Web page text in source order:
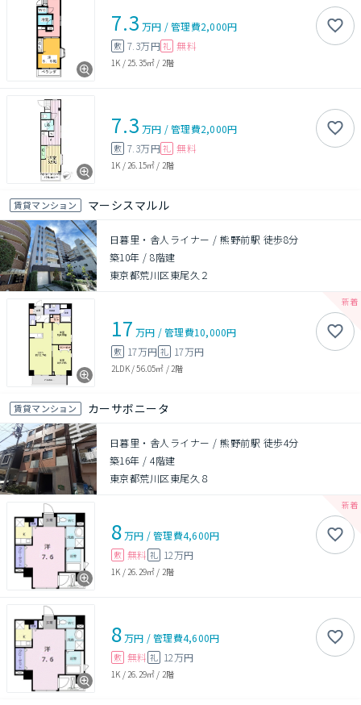
7.3 万円 /管理費2,000円
敷 7.3万円 礼 無料
1K / 25.35㎡ / 2階
7.3 万円 /管理費2,000円
敷 7.3万円 礼 無料
1K / 26.15㎡ / 2階
賃貸マンション マーシスマルル
日暮里・舎人ライナー / 熊野前駅 徒歩8分
築10年 /8階建
東京都荒川区東尾久２
17 万円 /管理費10,000円
敷 17万円 礼 17万円
2LDK/56.05㎡ / 2階
賃貸マンション カーサボニータ
日暮里・舎人ライナー / 熊野前駅 徒歩4分
築16年 /4階建
東京都荒川区東尾久８
8万円 /管理費4,600円
敷 無料 礼 12万円
1K / 26.29㎡ / 2階
8万円 /管理費4,600円
敷 無料 礼 12万円
1K / 26.29㎡ / 2階